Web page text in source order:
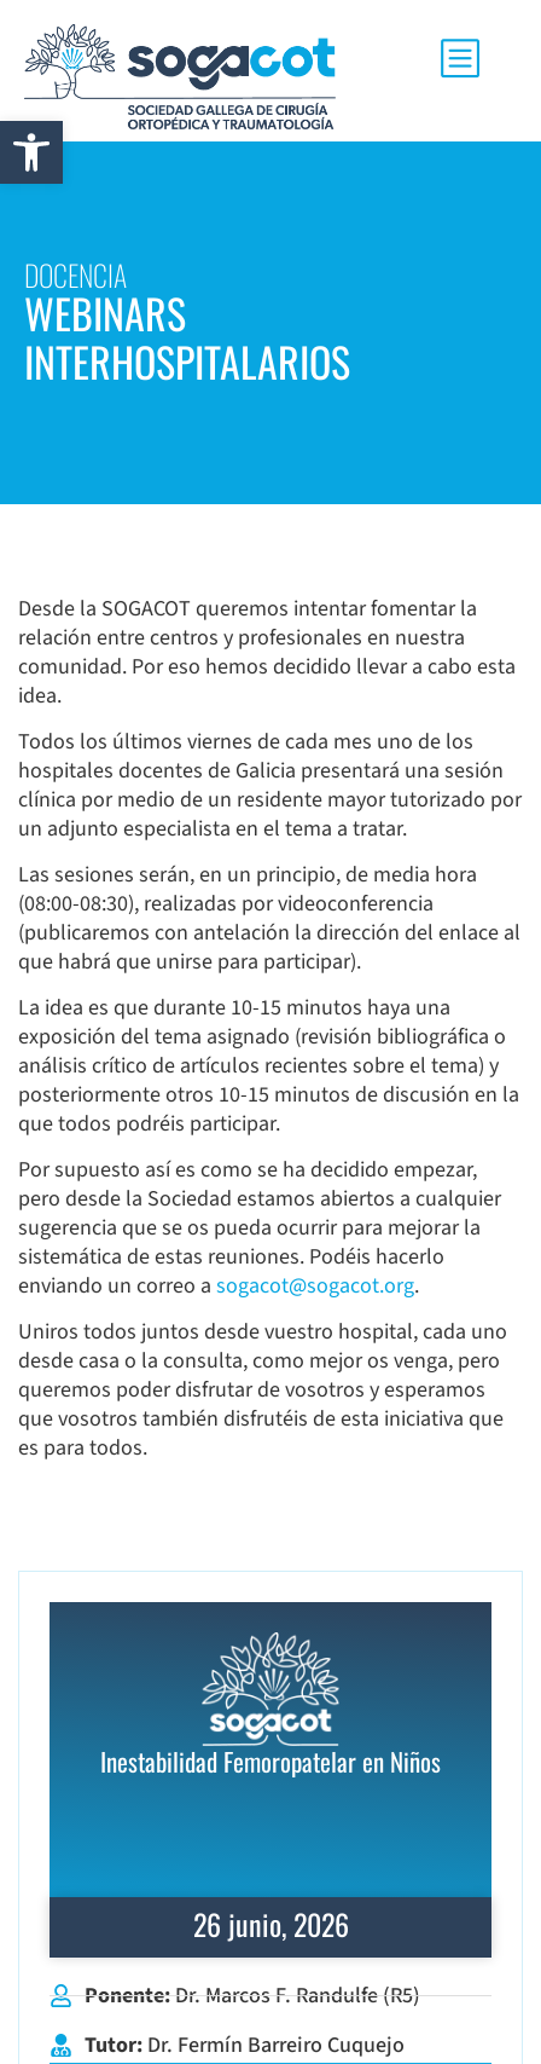
Abrir barra de herramientas
DOCENCIA
WEBINARS
INTERHOSPITALARIOS
Desde la SOGACOT queremos intentar fomentar la
relación entre centros y profesionales en nuestra
comunidad. Por eso hemos decidido llevar a cabo esta
idea.
Todos los últimos viernes de cada mes uno de los
hospitales docentes de Galicia presentará una sesión
clínica por medio de un residente mayor tutorizado por
un adjunto especialista en el tema a tratar.
Las sesiones serán, en un principio, de media hora
(08:00-08:30), realizadas por videoconferencia
(publicaremos con antelación la dirección del enlace al
que habrá que unirse para participar).
La idea es que durante 10-15 minutos haya una
exposición del tema asignado (revisión bibliográfica o
análisis crítico de artículos recientes sobre el tema) y
posteriormente otros 10-15 minutos de discusión en la
que todos podréis participar.
Por supuesto así es como se ha decidido empezar,
pero desde la Sociedad estamos abiertos a cualquier
sugerencia que se os pueda ocurrir para mejorar la
sistemática de estas reuniones. Podéis hacerlo
enviando un correo a sogacot@sogacot.org.
Uniros todos juntos desde vuestro hospital, cada uno
desde casa o la consulta, como mejor os venga, pero
queremos poder disfrutar de vosotros y esperamos
que vosotros también disfrutéis de esta iniciativa que
es para todos.
Inestabilidad Femoropatelar en Niños
26 junio, 2026
Ponente:Dr. Marcos F. Randulfe (R5)
Tutor: Dr. Fermín Barreiro Cuquejo